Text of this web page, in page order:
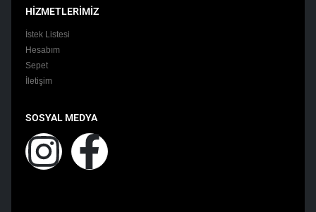
HİZMETLERİMİZ
İstek Listesi
Hesabım
Sepet
İletişim
SOSYAL MEDYA